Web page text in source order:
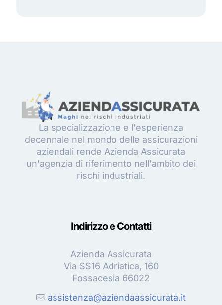
La specializzazione e l'esperienza
decennale nel mondo delle assicurazioni
aziendali rende Azienda Assicurata
un'agenzia di riferimento nell'ambito dei
rischi industriali.
Indirizzo e Contatti
Azienda Assicurata
Via SS16 Adriatica, 160
Fossacesia 66022
assistenza@aziendaassicurata.it